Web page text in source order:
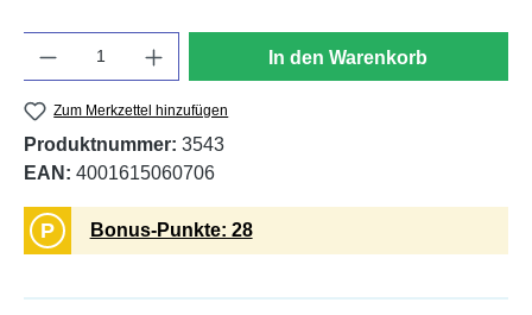
In den Warenkorb
Zum Merkzettel hinzufügen
Produktnummer: 3543
EAN: 4001615060706
P Bonus-Punkte: 28